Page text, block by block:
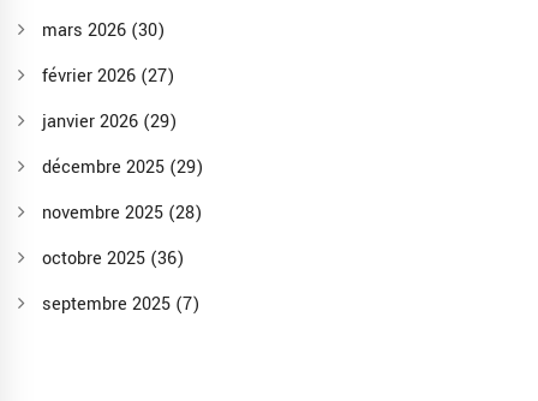
mars 2026 (30)
février 2026 (27)
janvier 2026 (29)
décembre 2025 (29)
novembre 2025 (28)
octobre 2025 (36)
septembre 2025 (7)